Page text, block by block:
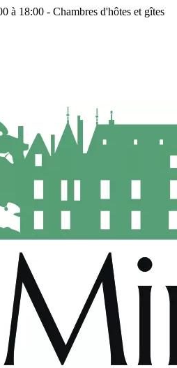
à 18:00 - Chambres d'hôtes et gîtes